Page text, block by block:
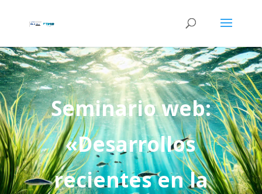
Seminario web:
«Desarrollos
recientes en la